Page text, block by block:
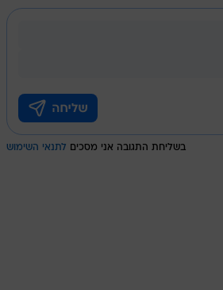
בשליחת התגובה אני מסכים לתנאי השימוש